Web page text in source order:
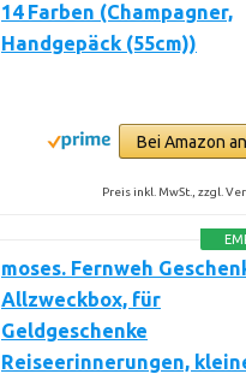
14 Farben (Champagner,
Handgepäck (55cm))
Bei Amazon
Preis inkl. MwSt., zzgl.
moses. Fernweh
Allzweckbox, für
Geldgeschenke
Reiseerinnerungen,